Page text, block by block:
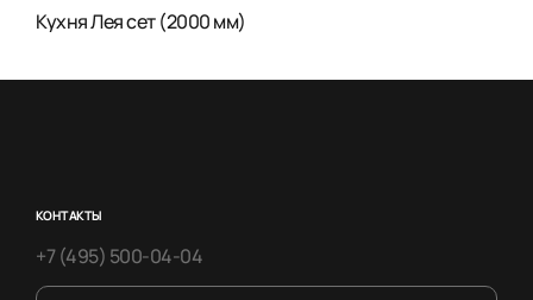
Кухня Лея сет (2000 мм)
КОНТАКТЫ
+7 (495) 500-04-04